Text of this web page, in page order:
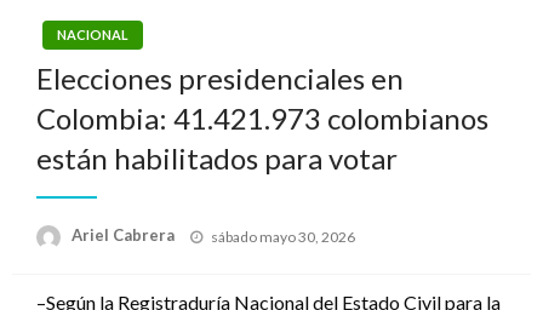
NACIONAL
Elecciones presidenciales en
Colombia: 41.421.973 colombianos
están habilitados para votar
Ariel Cabrera
Publicado
sábado mayo 30, 2026
–Según la Registraduría Nacional del Estado Civil para la